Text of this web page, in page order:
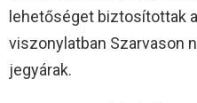
lehetőséget biztosítottak
viszonylatban Szarvason
jegyárak.